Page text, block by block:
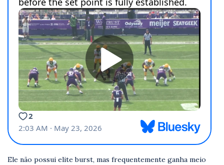
Ele não possui elite burst, mas frequentemente ganha meio